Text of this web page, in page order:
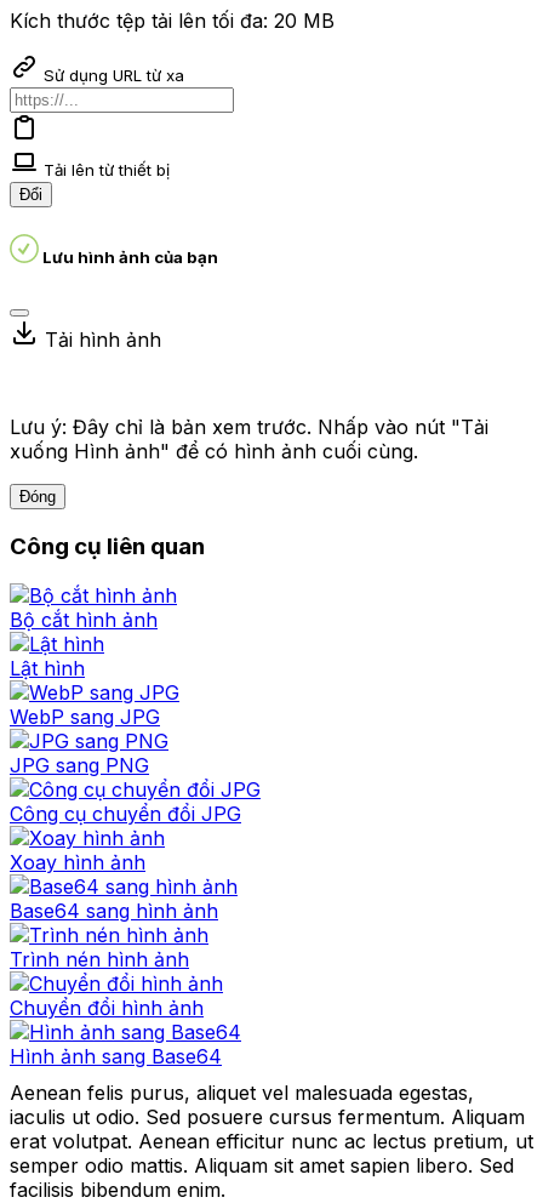
Kích thước tệp tải lên tối đa: 20 MB
Sử dụng URL từ xa
Tải lên từ thiết bị
Đổi
Lưu hình ảnh của bạn
Tải hình ảnh
Lưu ý: Đây chỉ là bản xem trước. Nhấp vào nút "Tải
xuống Hình ảnh" để có hình ảnh cuối cùng.
Đóng
Công cụ liên quan
Bộ cắt hình ảnh
Lật hình
WebP sang JPG
JPG sang PNG
Công cụ chuyển đổi JPG
Xoay hình ảnh
Base64 sang hình ảnh
Trình nén hình ảnh
Chuyển đổi hình ảnh
Hình ảnh sang Base64
Aenean felis purus, aliquet vel malesuada egestas,
iaculis ut odio. Sed posuere cursus fermentum. Aliquam
erat volutpat. Aenean efficitur nunc ac lectus pretium, ut
semper odio mattis. Aliquam sit amet sapien libero. Sed
facilisis bibendum enim.